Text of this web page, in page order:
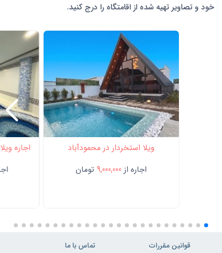
خود و تصاویر تهیه شده از اقامتگاه را درج کنید.
ویلا استخردار در محمودآباد
اجاره از 9,000,000 تومان
اجاره ویلا
قوانین مقررات
تماس با ما